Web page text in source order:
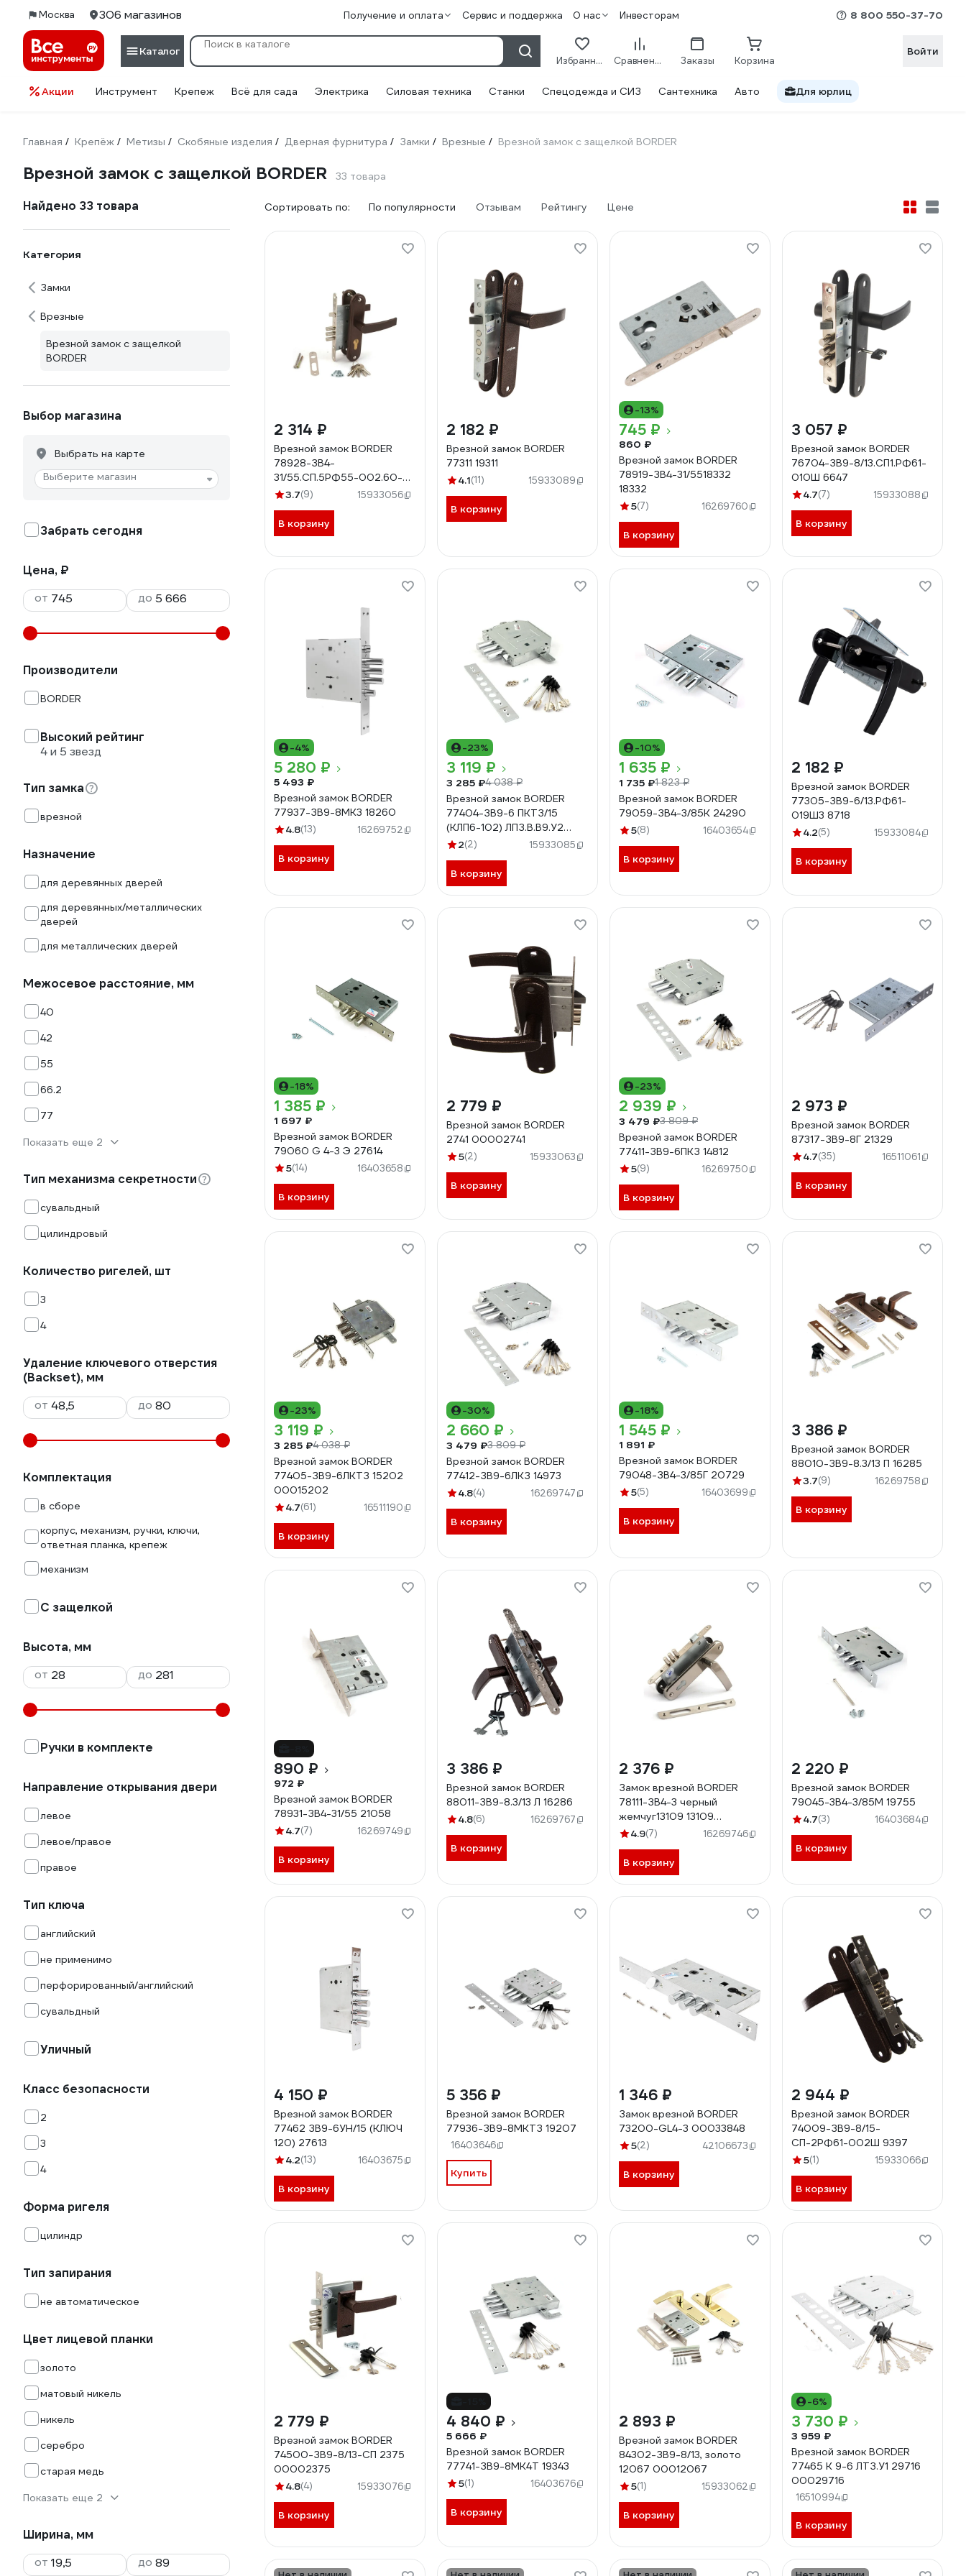
Москва 306 магазинов Получение и оплата Сервис и поддержка О нас Инвесторам 8 800 550-37-70
Каталог
Избранное Сравнение Заказы Корзина
Войти
Акции Инструмент Крепеж Всё для сада Электрика Силовая техника Станки Спецодежда и СИЗ Сантехника Авто Для юрлиц
Главная / Крепёж / Метизы / Скобяные изделия / Дверная фурнитура / Замки / Врезные / Врезной замок с защелкой BORDER
Врезной замок с защелкой BORDER 33 товара
Найдено 33 товара
Категория
Замки
Врезные
Врезной замок с защелкой
BORDER
Выбор магазина
Выбрать на карте
Выберите магазин
Забрать сегодня
Цена, ₽
от
до
Производители
BORDER
Высокий рейтинг
4 и 5 звезд
Тип замка
врезной
Назначение
для деревянных дверей
для деревянных/металлических
дверей
для металлических дверей
Межосевое расстояние, мм
40
42
55
66.2
77
Показать еще 2
Тип механизма секретности
сувальдный
цилиндровый
Количество ригелей, шт
3
4
Удаление ключевого отверстия
(Backset), мм
от
до
Комплектация
в сборе
корпус, механизм, ручки, ключи,
ответная планка, крепеж
механизм
С защелкой
Высота, мм
от
до
Ручки в комплекте
Направление открывания двери
левое
левое/правое
правое
Тип ключа
английский
не применимо
перфорированный/английский
сувальдный
Уличный
Класс безопасности
2
3
4
Форма ригеля
цилиндр
Тип запирания
не автоматическое
Цвет лицевой планки
золото
матовый никель
никель
серебро
старая медь
Показать еще 2
Ширина, мм
от
до
Сортировать по: По популярности Отзывам Рейтингу Цене
2 314 ₽
Врезной замок BORDER
78928-ЗВ4-
31/55.СП.5РФ55-002.60-
Z.Ш.У4 20310
3.7(9) 15933056
В корзину
2 182 ₽
Врезной замок BORDER
77311 19311
4.1(11) 15933089
В корзину
-13%
745 ₽
860 ₽
Врезной замок BORDER
78919-ЗВ4-31/5518332
18332
5(7) 16269760
В корзину
3 057 ₽
Врезной замок BORDER
76704-ЗВ9-8/13.СП1.РФ61-
010Ш 6647
4.7(7) 15933088
В корзину
-4%
5 280 ₽
5 493 ₽
Врезной замок BORDER
77937-ЗВ9-8МК3 18260
4.8(13) 16269752
В корзину
-23%
3 119 ₽
3 285 ₽4 038 ₽
Врезной замок BORDER
77404-ЗВ9-6 ПКТЗ/15
(КЛП6-102) ЛПЗ.В.В9.У2
15201
2(2) 15933085
В корзину
-10%
1 635 ₽
1 735 ₽1 823 ₽
Врезной замок BORDER
79059-ЗВ4-3/85К 24290
5(8) 16403654
В корзину
2 182 ₽
Врезной замок BORDER
77305-ЗВ9-6/13.РФ61-
019Ш3 8718
4.2(5) 15933084
В корзину
-18%
1 385 ₽
1 697 ₽
Врезной замок BORDER
79060 G 4-3 Э 27614
5(14) 16403658
В корзину
2 779 ₽
Врезной замок BORDER
2741 00002741
5(2) 15933063
В корзину
-23%
2 939 ₽
3 479 ₽3 809 ₽
Врезной замок BORDER
77411-ЗВ9-6ПКЗ 14812
5(9) 16269750
В корзину
2 973 ₽
Врезной замок BORDER
87317-ЗВ9-8Г 21329
4.7(35) 16511061
В корзину
-23%
3 119 ₽
3 285 ₽4 038 ₽
Врезной замок BORDER
77405-ЗВ9-6ЛКТЗ 15202
00015202
4.7(61) 16511190
В корзину
-30%
2 660 ₽
3 479 ₽3 809 ₽
Врезной замок BORDER
77412-ЗВ9-6ЛКЗ 14973
4.8(4) 16269747
В корзину
-18%
1 545 ₽
1 891 ₽
Врезной замок BORDER
79048-ЗВ4-3/85Г 20729
5(5) 16403699
В корзину
3 386 ₽
Врезной замок BORDER
88010-ЗВ9-8.3/13 П 16285
3.7(9) 16269758
В корзину
890 ₽
972 ₽
Врезной замок BORDER
78931-ЗВ4-31/55 21058
4.7(7) 16269749
В корзину
3 386 ₽
Врезной замок BORDER
88011-ЗВ9-8.3/13 Л 16286
4.8(6) 16269767
В корзину
2 376 ₽
Замок врезной BORDER
78111-ЗВ4-3 черный
жемчуг13109 13109
00013109
4.9(7) 16269746
В корзину
2 220 ₽
Врезной замок BORDER
79045-3В4-3/85М 19755
4.7(3) 16403684
В корзину
4 150 ₽
Врезной замок BORDER
77462 ЗВ9-6УН/15 (КЛЮЧ
120) 27613
4.2(13) 16403675
В корзину
5 356 ₽
Врезной замок BORDER
77936-ЗВ9-8МКТЗ 19207
16403646
Купить
1 346 ₽
Замок врезной BORDER
73200-GL4-3 00033848
5(2) 42106673
В корзину
2 944 ₽
Врезной замок BORDER
74009-ЗВ9-8/15-
СП-2РФ61-002Ш 9397
5(1) 15933066
В корзину
2 779 ₽
Врезной замок BORDER
74500-ЗВ9-8/13-СП 2375
00002375
4.8(4) 15933076
В корзину
4 840 ₽
5 666 ₽
Врезной замок BORDER
77741-ЗВ9-8МК4Т 19343
5(1) 16403676
В корзину
2 893 ₽
Врезной замок BORDER
84302-ЗВ9-8/13, золото
12067 00012067
5(1) 15933062
В корзину
-6%
3 730 ₽
3 959 ₽
Врезной замок BORDER
77465 K 9-6 ЛТЗ.У1 29716
00029716
16510994
В корзину